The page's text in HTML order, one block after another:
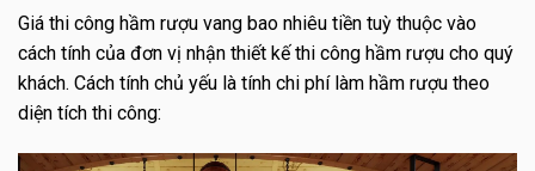
Giá thi công hầm rượu vang bao nhiêu tiền tuỳ thuộc vào
cách tính của đơn vị nhận thiết kế thi công hầm rượu cho quý
khách. Cách tính chủ yếu là tính chi phí làm hầm rượu theo
diện tích thi công: